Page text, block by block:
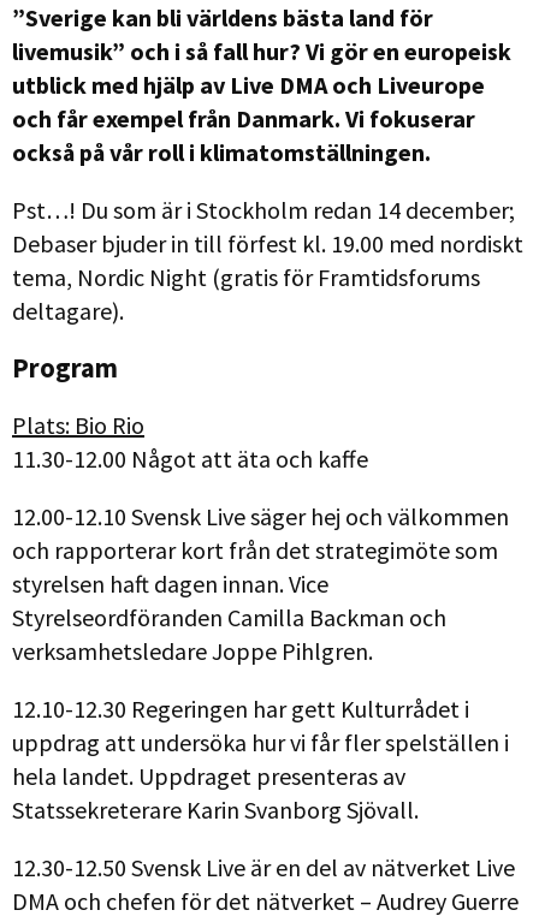
”Sverige kan bli världens bästa land för
livemusik” och i så fall hur? Vi gör en europeisk
utblick med hjälp av Live DMA och Liveurope
och får exempel från Danmark. Vi fokuserar
också på vår roll i klimatomställningen.
Pst…! Du som är i Stockholm redan 14 december;
Debaser bjuder in till förfest kl. 19.00 med nordiskt
tema, Nordic Night (gratis för Framtidsforums
deltagare).
Program
Plats: Bio Rio
11.30-12.00 Något att äta och kaffe
12.00-12.10 Svensk Live säger hej och välkommen
och rapporterar kort från det strategimöte som
styrelsen haft dagen innan. Vice
Styrelseordföranden Camilla Backman och
verksamhetsledare Joppe Pihlgren.
12.10-12.30 Regeringen har gett Kulturrådet i
uppdrag att undersöka hur vi får fler spelställen i
hela landet. Uppdraget presenteras av
Statssekreterare Karin Svanborg Sjövall.
12.30-12.50 Svensk Live är en del av nätverket Live
DMA och chefen för det nätverket – Audrey Guerre